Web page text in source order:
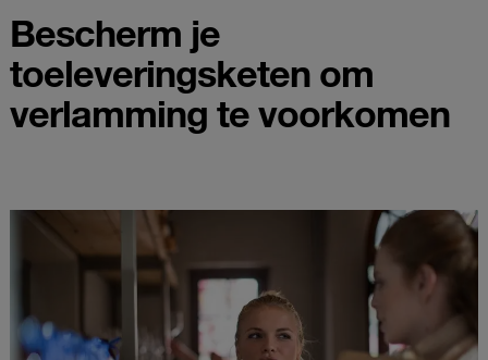
Bescherm je
toeleveringsketen om
verlamming te voorkomen